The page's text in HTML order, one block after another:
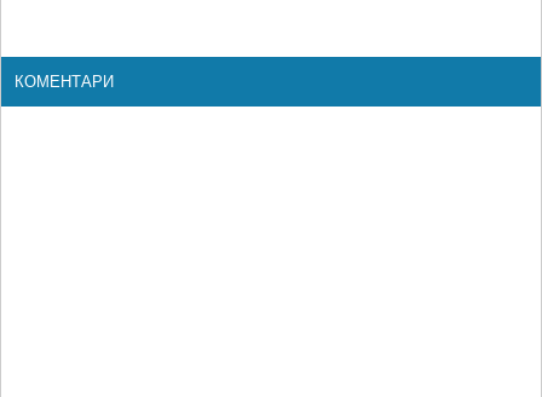
КОМЕНТАРИ